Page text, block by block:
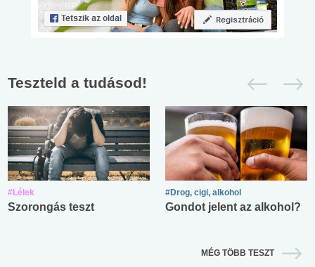
Teszteld a tudásod!
#Lélek
Szorongás teszt
#Drog, cigi, alkohol
Gondot jelent az alkohol?
MÉG TÖBB TESZT